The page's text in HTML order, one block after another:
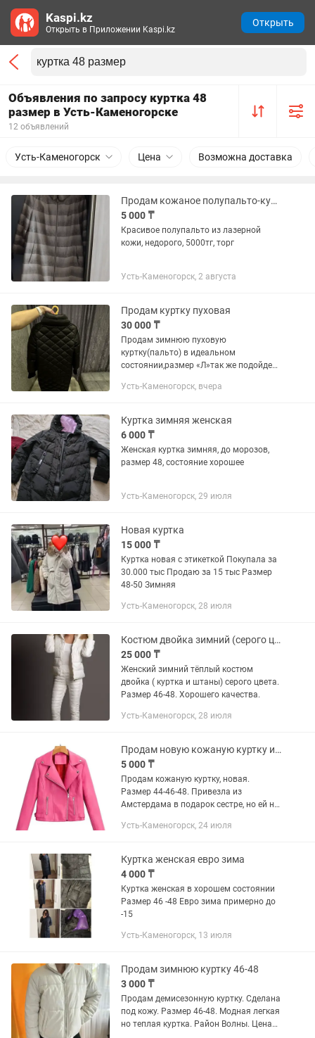
Объявления по запросу куртка 48
размер в Усть-Каменогорске
12 объявлений
Усть-Каменогорск Цена Возможна доставка
Продам кожаное полупальто-куртка размер 48, недорого
5 000 ₸
Красивое полупальто из лазерной
кожи, недорого, 5000тг, торг
Усть-Каменогорск, 2 августа
Продам куртку пуховая
30 000 ₸
Продам зимнюю пуховую
куртку(пальто) в идеальном
состоянии,размер «Л»так же подойдет
по желанию ,пристегивается
капюшон...
Усть-Каменогорск, вчера
Куртка зимняя женская
6 000 ₸
Женская куртка зимняя, до морозов,
размер 48, состояние хорошее
Усть-Каменогорск, 29 июля
Новая куртка
15 000 ₸
Куртка новая с этикеткой Покупала за
30.000 тыс Продаю за 15 тыс Размер
48-50 Зимняя
Усть-Каменогорск, 28 июля
Костюм двойка зимний (серого цвета) Рр46-48
25 000 ₸
Женский зимний тёплый костюм
двойка ( куртка и штаны) серого цвета.
Размер 46-48. Хорошего качества.
Усть-Каменогорск, 28 июля
Продам новую кожаную куртку из Европы
5 000 ₸
Продам кожаную куртку, новая.
Размер 44-46-48. Привезла из
Амстердама в подарок сестре, но ей не
Замечательная новая куртка, лето-
Усть-Каменогорск, 24 июля
Куртка женская евро зима
4 000 ₸
Куртка женская в хорошем состоянии
Размер 46 -48 Евро зима примерно до
-15
Усть-Каменогорск, 13 июля
Продам зимнюю куртку 46-48
3 000 ₸
Продам демисезонную куртку. Сделана
под кожу. Размер 46-48. Модная легкая
но теплая куртка. Район Волны. Цена
Kaspi.kz
Открыть в Приложении Kaspi.kz
Открыть